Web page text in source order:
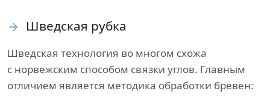
Шведская рубка
Шведская технология во многом схожа
с норвежским способом связки углов. Главным
отличием является методика обработки бревен: